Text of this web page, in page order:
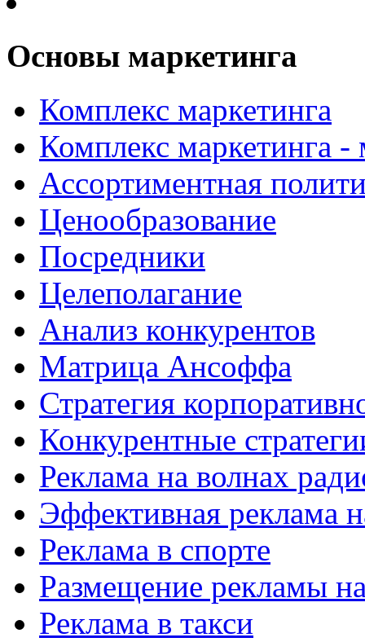
Основы маркетинга
Комплекс маркетинга
Комплекс маркетинга
Ассортиментная
Ценообразование
Посредники
Целеполагание
Анализ конкурентов
Матрица Ансоффа
Стратегия
Конкурентные
Реклама на волнах
Эффективная реклама
Реклама в спорте
Размещение рекламы
Реклама в такси